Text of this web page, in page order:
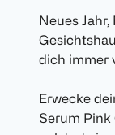
Neues
dich immer
Erwecke
Serum Pink